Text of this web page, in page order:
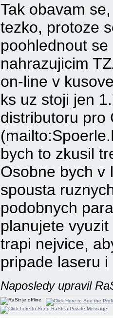
Tak obavam
tezko, protoze
poohlednout
nahrazujicim
on-line v
ks uz stoji jen
distributoru pro
bych to zkusil
Osobne bych v
spousta
podobnych
planujete
trapi nejvice,
pripade laseru
Naposledy upravil